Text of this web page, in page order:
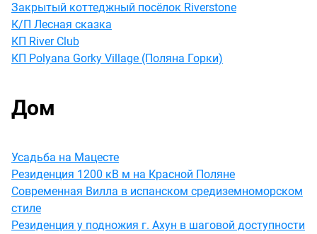
Закрытый коттеджный посёлок Riverstone
К/П Лесная сказка
КП River Club
КП Polyana Gorky Village (Поляна Горки)
Дом
Усадьба на Мацесте
Резиденция 1200 кВ м на Красной Поляне
Современная Вилла в испанском средиземноморском
стиле
Резиденция у подножия г. Ахун в шаговой доступности